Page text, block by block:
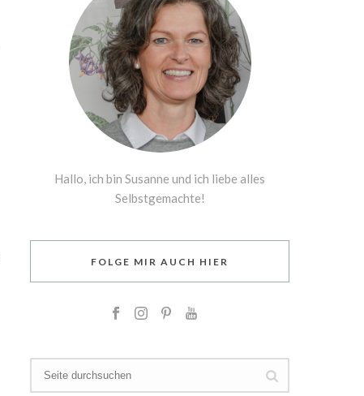
Hallo, ich bin Susanne und ich liebe alles
Selbstgemachte!
FOLGE MIR AUCH HIER